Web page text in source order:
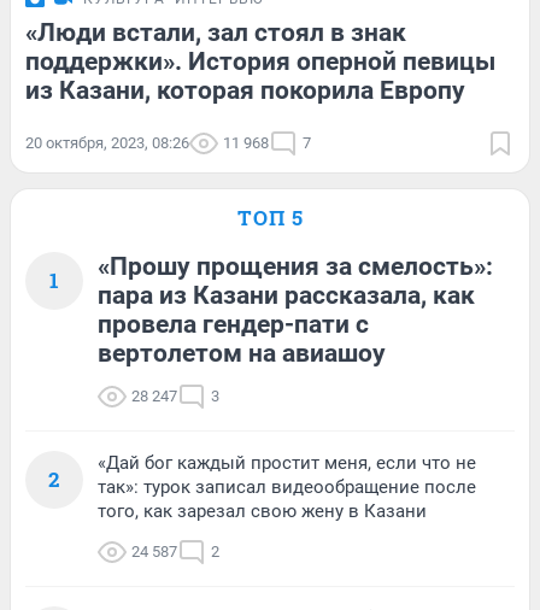
«Люди встали, зал стоял в знак
поддержки». История оперной певицы
из Казани, которая покорила Европу
20 октября, 2023, 08:26 11 968 7
ТОП 5
1
«Прошу прощения за смелость»:
пара из Казани рассказала, как
провела гендер-пати с
вертолетом на авиашоу
28 247 3
2
«Дай бог каждый простит меня, если что не
так»: турок записал видеообращение после
того, как зарезал свою жену в Казани
24 587 2